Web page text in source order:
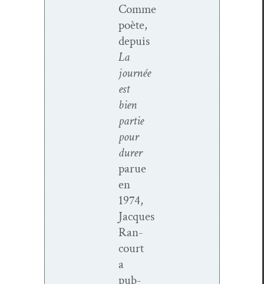
Comme
poète,
depuis
La
journée
est
bien
par­tie
pour
dur­er
parue
en
1974,
Jacques
Ran­
court
a
pub­